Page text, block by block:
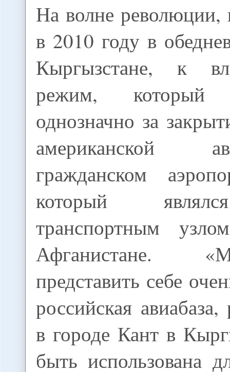
На волне
в 2010 году в
Кыргызстане, к
режим, который
однозначно за
американской
гражданском
который
транспортным
Афганистане.
представить себе
российская
в городе Кант в
быть использована